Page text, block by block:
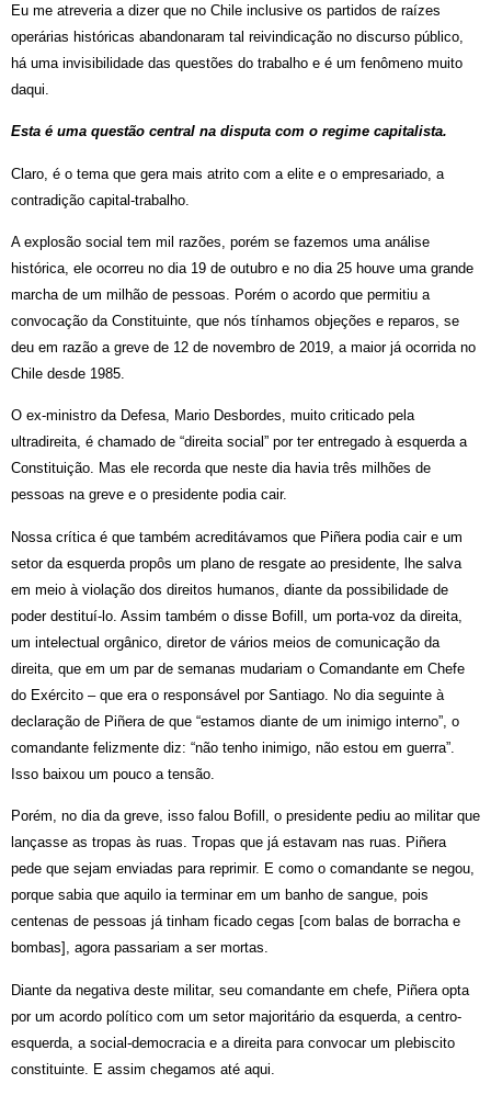
Eu me atreveria a dizer que no Chile inclusive os partidos de raízes
operárias históricas abandonaram tal reivindicação no discurso público,
há uma invisibilidade das questões do trabalho e é um fenômeno muito
daqui.
Esta é uma questão central na disputa com o regime capitalista.
Claro, é o tema que gera mais atrito com a elite e o empresariado, a
contradição capital-trabalho.
A explosão social tem mil razões, porém se fazemos uma análise
histórica, ele ocorreu no dia 19 de outubro e no dia 25 houve uma grande
marcha de um milhão de pessoas. Porém o acordo que permitiu a
convocação da Constituinte, que nós tínhamos objeções e reparos, se
deu em razão a greve de 12 de novembro de 2019, a maior já ocorrida no
Chile desde 1985.
O ex-ministro da Defesa, Mario Desbordes, muito criticado pela
ultradireita, é chamado de “direita social” por ter entregado à esquerda a
Constituição. Mas ele recorda que neste dia havia três milhões de
pessoas na greve e o presidente podia cair.
Nossa crítica é que também acreditávamos que Piñera podia cair e um
setor da esquerda propôs um plano de resgate ao presidente, lhe salva
em meio à violação dos direitos humanos, diante da possibilidade de
poder destituí-lo. Assim também o disse Bofill, um porta-voz da direita,
um intelectual orgânico, diretor de vários meios de comunicação da
direita, que em um par de semanas mudariam o Comandante em Chefe
do Exército – que era o responsável por Santiago. No dia seguinte à
declaração de Piñera de que “estamos diante de um inimigo interno”, o
comandante felizmente diz: “não tenho inimigo, não estou em guerra”.
Isso baixou um pouco a tensão.
Porém, no dia da greve, isso falou Bofill, o presidente pediu ao militar que
lançasse as tropas às ruas. Tropas que já estavam nas ruas. Piñera
pede que sejam enviadas para reprimir. E como o comandante se negou,
porque sabia que aquilo ia terminar em um banho de sangue, pois
centenas de pessoas já tinham ficado cegas [com balas de borracha e
bombas], agora passariam a ser mortas.
Diante da negativa deste militar, seu comandante em chefe, Piñera opta
por um acordo político com um setor majoritário da esquerda, a centro-
esquerda, a social-democracia e a direita para convocar um plebiscito
constituinte. E assim chegamos até aqui.